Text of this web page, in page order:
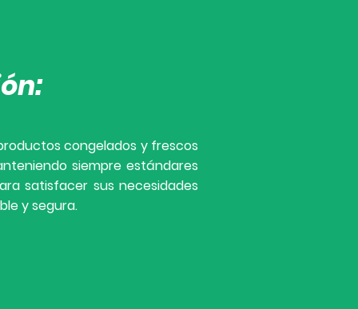
congelados y frescos
siempre estándares
satisfacer sus necesidades
y segura.